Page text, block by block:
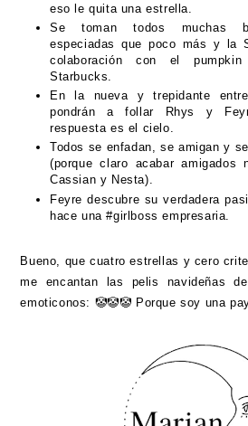
eso le quita una estrella.
Se toman todos muchas
especiadas que poco más y la
colaboración con el
Starbucks.
En la nueva y trepidante
pondrán a follar Rhys y
respuesta es el cielo.
Todos se enfadan, se amigan y
(porque claro acabar
Cassian y Nesta).
Feyre descubre su verdadera
hace una #girlboss empresaria.
Bueno, que cuatro estrellas y cero
me encantan las pelis navideñas
emoticonos: 🤡🤡🤡 Porque soy una